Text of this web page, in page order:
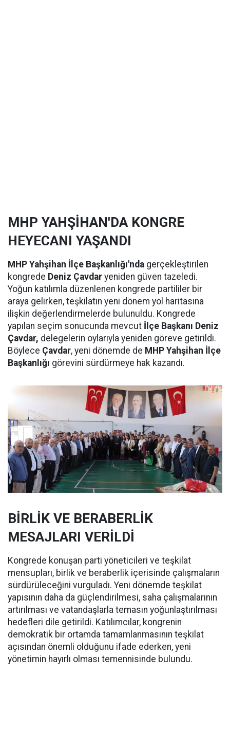
MHP YAHŞİHAN'DA KONGRE
HEYECANI YAŞANDI
MHP Yahşihan İlçe Başkanlığı'nda gerçekleştirilen
kongrede Deniz Çavdar yeniden güven tazeledi.
Yoğun katılımla düzenlenen kongrede partililer bir
araya gelirken, teşkilatın yeni dönem yol haritasına
ilişkin değerlendirmelerde bulunuldu. Kongrede
yapılan seçim sonucunda mevcut İlçe Başkanı Deniz
Çavdar, delegelerin oylarıyla yeniden göreve getirildi.
Böylece Çavdar, yeni dönemde de MHP Yahşihan İlçe
Başkanlığı görevini sürdürmeye hak kazandı.
BİRLİK VE BERABERLİK
MESAJLARI VERİLDİ
Kongrede konuşan parti yöneticileri ve teşkilat
mensupları, birlik ve beraberlik içerisinde çalışmaların
sürdürüleceğini vurguladı. Yeni dönemde teşkilat
yapısının daha da güçlendirilmesi, saha çalışmalarının
artırılması ve vatandaşlarla temasın yoğunlaştırılması
hedefleri dile getirildi. Katılımcılar, kongrenin
demokratik bir ortamda tamamlanmasının teşkilat
açısından önemli olduğunu ifade ederken, yeni
yönetimin hayırlı olması temennisinde bulundu.